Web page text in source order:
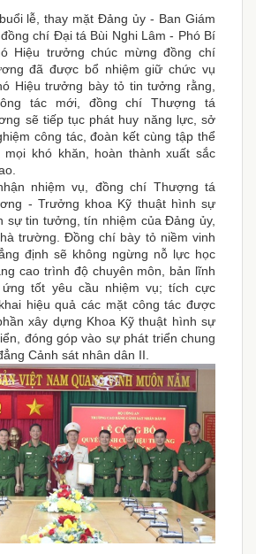
lễ, thay mặt Đảng ủy - Ban Giám
chí Đại tá Bùi Nghi Lâm - Phó Bí
Hiệu trưởng chúc mừng đồng chí
đã được bổ nhiệm giữ chức vụ
Hiệu trưởng bày tỏ tin tưởng rằng,
tác mới, đồng chí Thượng tá
sẽ tiếp tục phát huy năng lực, sở
công tác, đoàn kết cùng tập thể
khó khăn, hoàn thành xuất sắc
nhiệm vụ, đồng chí Thượng tá
- Trưởng khoa Kỹ thuật hình sự
sự tin tưởng, tín nhiệm của Đảng ủy,
trường. Đồng chí bày tỏ niềm vinh
định sẽ không ngừng nỗ lực học
cao trình độ chuyên môn, bản lĩnh
tốt yêu cầu nhiệm vụ; tích cực
hiệu quả các mặt công tác được
xây dựng Khoa Kỹ thuật hình sự
đóng góp vào sự phát triển chung
Cảnh sát nhân dân II.